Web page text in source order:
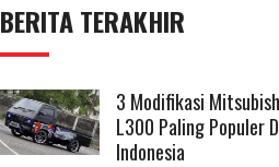
BERITA TERAKHIR
3 Modifikasi
L300 Paling Populer
Indonesia